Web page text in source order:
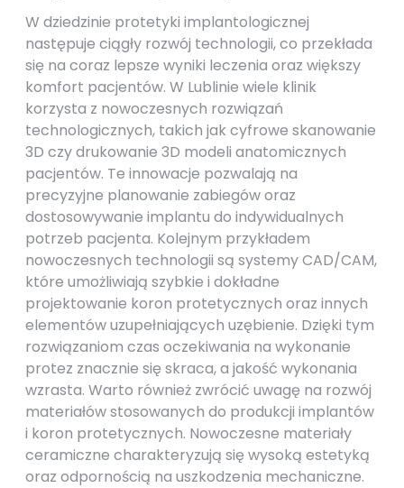
W dziedzinie protetyki implantologicznej
następuje ciągły rozwój technologii, co przekłada
się na coraz lepsze wyniki leczenia oraz większy
komfort pacjentów. W Lublinie wiele klinik
korzysta z nowoczesnych rozwiązań
technologicznych, takich jak cyfrowe skanowanie
3D czy drukowanie 3D modeli anatomicznych
pacjentów. Te innowacje pozwalają na
precyzyjne planowanie zabiegów oraz
dostosowywanie implantu do indywidualnych
potrzeb pacjenta. Kolejnym przykładem
nowoczesnych technologii są systemy CAD/CAM,
które umożliwiają szybkie i dokładne
projektowanie koron protetycznych oraz innych
elementów uzupełniających uzębienie. Dzięki tym
rozwiązaniom czas oczekiwania na wykonanie
protez znacznie się skraca, a jakość wykonania
wzrasta. Warto również zwrócić uwagę na rozwój
materiałów stosowanych do produkcji implantów
i koron protetycznych. Nowoczesne materiały
ceramiczne charakteryzują się wysoką estetyką
oraz odpornością na uszkodzenia mechaniczne.